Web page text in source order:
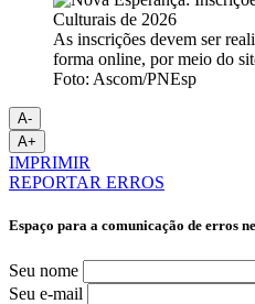
As inscrições devem ser
forma online, por meio do
Foto: Ascom/PNEsp
A-
A+
IMPRIMIR
REPORTAR ERROS
Espaço para a comunicação de erros
Seu nome
Seu e-mail